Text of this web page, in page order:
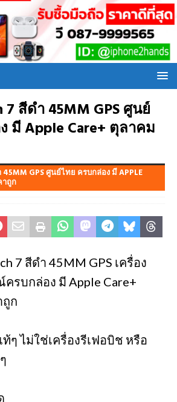
สีดำ 45MM GPS ศูนย์
มี Apple Care+ ตุลาคม
45MM GPS ศูนย์ไทย ครบกล่อง มี APPLE
าถูก
7 สีดำ 45MM GPS เครื่อง
รบกล่อง มี Apple Care+
ถูก
ๆ ไม่ใช่เครื่องรีเฟอบิช หรือ